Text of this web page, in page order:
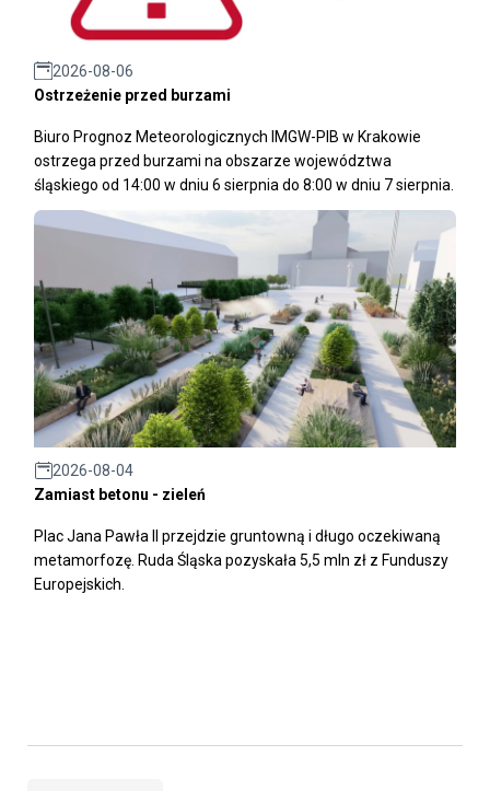
2026-08-06
Ostrzeżenie przed burzami
Biuro Prognoz Meteorologicznych IMGW-PIB w Krakowie
ostrzega przed burzami na obszarze województwa
śląskiego od 14:00 w dniu 6 sierpnia do 8:00 w dniu 7 sierpnia.
2026-08-04
Zamiast betonu - zieleń
Plac Jana Pawła II przejdzie gruntowną i długo oczekiwaną
metamorfozę. Ruda Śląska pozyskała 5,5 mln zł z Funduszy
Europejskich.